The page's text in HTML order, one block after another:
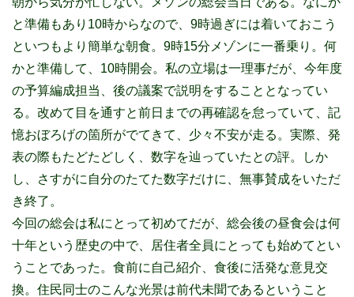
と準備もあり10時からなので、9時過ぎには着いておこう
といつもより簡単な朝食。9時15分メゾンに一番乗り。何
かと準備して、10時開会。私の立場は一理事だが、今年度
の予算編成担当、後の議案で説明をすることとなってい
る。改めて目を通すと前日までの再確認を怠っていて、記
憶おぼろげの箇所がでてきて、少々不安が走る。実際、発
表の際もたどたどしく、数字を辿っていたとの評。しか
し、さすがに自分のたてた数字だけに、無事賛成をいただ
き終了。
今回の総会は私にとって初めてだが、総会後の昼食会は何
十年という歴史の中で、居住者全員にとっても始めてとい
うことであった。食前に自己紹介、食後に活発な意見交
換。住民同士のこんな光景は前代未聞であるということ